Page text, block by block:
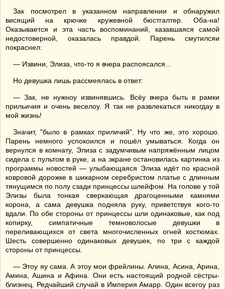
Зак посмотрел в указанном направлении и обнаружил
висящий на крючке кружевной бюстгалтер. Оба-на!
Оказывается и эта часть воспоминаний, казавшаяся самой
недостоверной, оказалась правдой. Парень смутилсяи
покраснел:
— Извини, Элиза, что-то я вчера распоясался...
Но девушка лишь рассмеялась в ответ:
— Зак, не нужноу извинявшись. Всёу вчера быть в рамки
прильичия и очень веселоу. Я так не развлекаться никогдау в
мой жизнь!
Значит, "было в рамках приличий". Ну что же, это хорошо.
Парень немного успокоился и пошёл умываться. Когда он
вернулся в комнату, Элиза с задумчивым напряжённым лицом
сидела с пультом в руке, а на экране остановилась картинка из
программы новостей — улыбающаяся Элиза идёт по красной
ковровой дорожке в шикарном серебристом платье с длинным
тянущимся по полу сзади принцессы шлейфом. На голове у той
Элизы была тонкая сверкающая драгоценными камнями
корона, а сама девушка подняла руку, приветствуя кого-то
вдали. По обе стороны от принцессы шли одинаковые, как под
копирку, симпатичные темноволосые девушки в
переливающихся от света многочисленных огней костюмах.
Шесть совершенно одинаковых девушек, по три с каждой
стороны от принцессы.
— Этоу яу сама. А этоу мои фрейлины. Алина, Асина, Арина,
Амина, Ашина и Афина. Они есть настоящий родной сёстры-
близнец. Редчайший случай в Империя Амарр. Один всегоу раз